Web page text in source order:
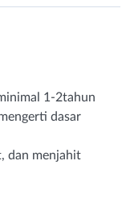
1-2tahun
dasar
dan menjahit